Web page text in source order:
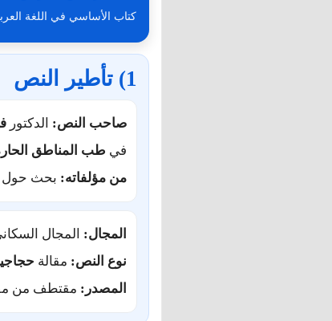
كتاب الأساسي في اللغة العربية –
1) تأطير النص
صاحب النص: الدكتور
في طب المناطق
من مؤلفاته: بحث حول
المجال: المجال
نوع النص: مقالة
المصدر: مقتطف من